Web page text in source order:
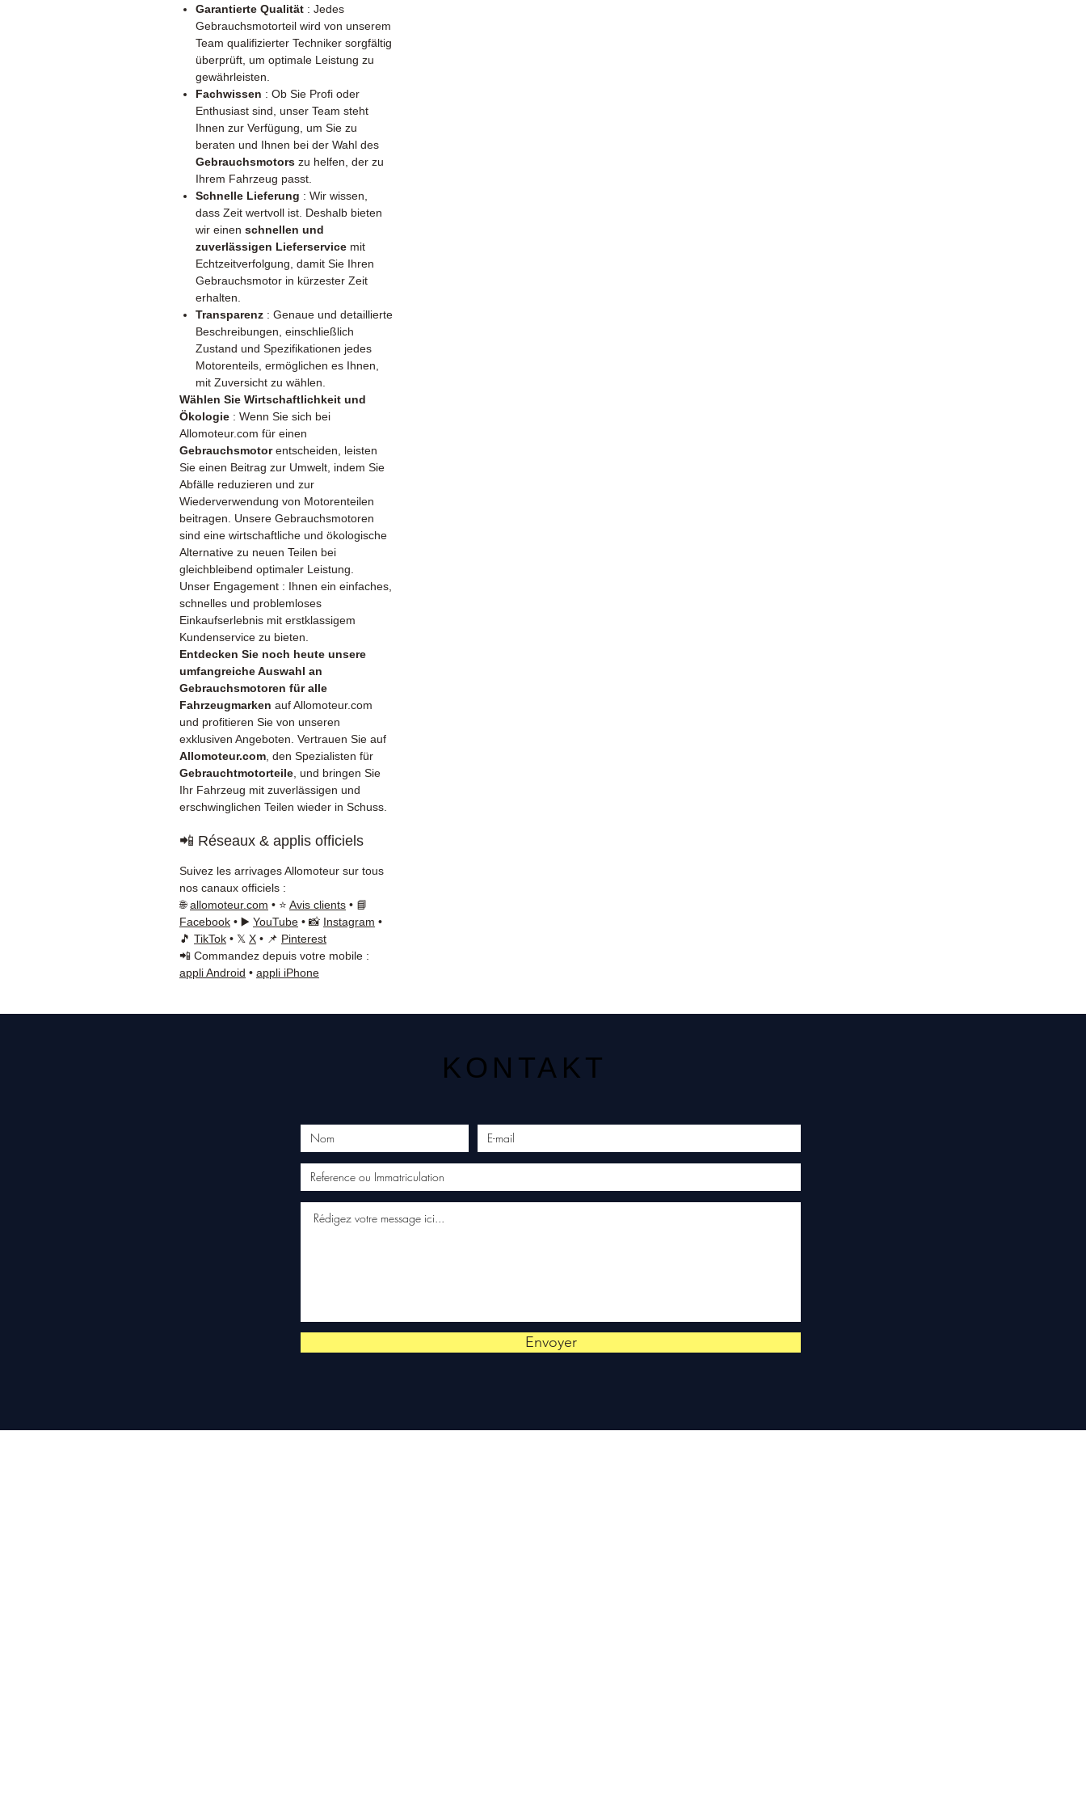
Garantierte Qualität : Jedes
Gebrauchsmotorteil wird von unserem
Team qualifizierter Techniker sorgfältig
überprüft, um optimale Leistung zu
gewährleisten.
Fachwissen : Ob Sie Profi oder
Enthusiast sind, unser Team steht
Ihnen zur Verfügung, um Sie zu
beraten und Ihnen bei der Wahl des
Gebrauchsmotors zu helfen, der zu
Ihrem Fahrzeug passt.
Schnelle Lieferung : Wir wissen,
dass Zeit wertvoll ist. Deshalb bieten
wir einen schnellen und
zuverlässigen Lieferservice mit
Echtzeitverfolgung, damit Sie Ihren
Gebrauchsmotor in kürzester Zeit
erhalten.
Transparenz : Genaue und detaillierte
Beschreibungen, einschließlich
Zustand und Spezifikationen jedes
Motorenteils, ermöglichen es Ihnen,
mit Zuversicht zu wählen.
Wählen Sie Wirtschaftlichkeit und
Ökologie : Wenn Sie sich bei
Allomoteur.com für einen
Gebrauchsmotorentscheiden, leisten
Sie einen Beitrag zur Umwelt, indem Sie
Abfälle reduzieren und zur
Wiederverwendung von Motorenteilen
beitragen. Unsere Gebrauchsmotoren
sind eine wirtschaftliche und ökologische
Alternative zu neuen Teilen bei
gleichbleibend optimaler Leistung.
Unser Engagement : Ihnen ein einfaches,
schnelles und problemloses
Einkaufserlebnis mit erstklassigem
Kundenservice zu bieten.
Entdecken Sie noch heute unsere
umfangreiche Auswahl an
Gebrauchsmotoren für alle
Fahrzeugmarken auf Allomoteur.com
und profitieren Sie von unseren
exklusiven Angeboten. Vertrauen Sie auf
Allomoteur.com , den Spezialisten für
Gebrauchtmotorteile , und bringen Sie
Ihr Fahrzeug mit zuverlässigen und
erschwinglichen Teilen wieder in Schuss.
📲 Réseaux & applis officiels
Suivez les arrivages Allomoteur sur tous
nos canaux officiels :
🌐allomoteur.com • ⭐ Avis clients • 📘
Facebook • ▶️ YouTube • 📸 Instagram •
🎵 TikTok • 𝕏 X • 📌 Pinterest
📲 Commandez depuis votre mobile :
appli Android • appli iPhone
KONTAKT
Envoyer